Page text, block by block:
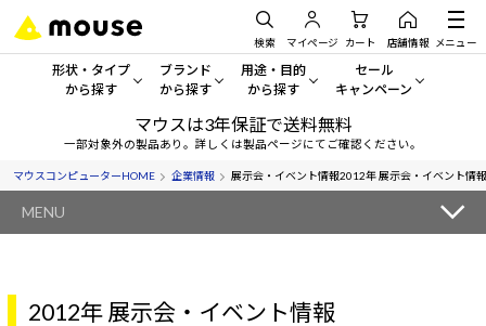
検索 マイページ カート 店舗情報 メニュー
形状・タイプ
から探す
形状・タイプから探す をすべてみる
デスクトップPC
ノートPC
ブランド
から探す
mouse
G TUNE
NEXTGEAR
用途・目的
から探す
一般向けパソコン
ゲーミングPC・ゲーム向けパソコン
クリエイティブ向け
セール
キャンペーン
セール・キャンペーン
期間限定セール
マウスは3年保証で送料無料
一部対象外の製品あり。詳しくは製品ページにてご確認ください。
マウスコンピューターHOME 企業情報 展示会・イベント情報2012年 展示会・イベント情報
MENU
2012年 展示会・イベント情報